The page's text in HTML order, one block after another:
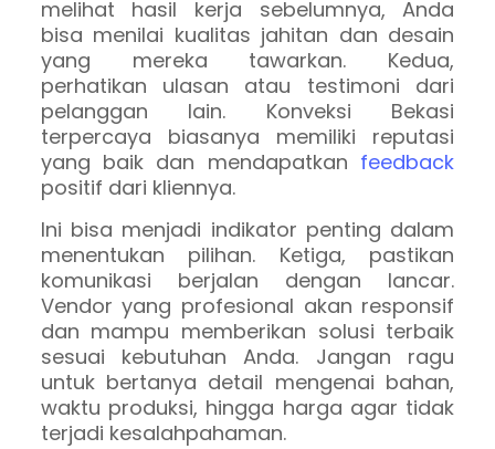
melihat hasil kerja sebelumnya, Anda
bisa menilai kualitas jahitan dan desain
yang mereka tawarkan. Kedua,
perhatikan ulasan atau testimoni dari
pelanggan lain. Konveksi Bekasi
terpercaya biasanya memiliki reputasi
yang baik dan mendapatkan feedback
positif dari kliennya.
Ini bisa menjadi indikator penting dalam
menentukan pilihan. Ketiga, pastikan
komunikasi berjalan dengan lancar.
Vendor yang profesional akan responsif
dan mampu memberikan solusi terbaik
sesuai kebutuhan Anda. Jangan ragu
untuk bertanya detail mengenai bahan,
waktu produksi, hingga harga agar tidak
terjadi kesalahpahaman.